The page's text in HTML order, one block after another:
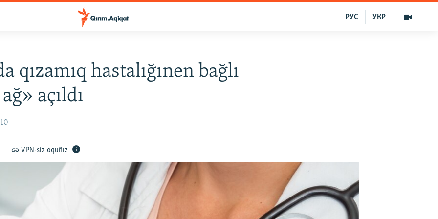
УКР
РУС
qızamıq hastalığınen bağlı
açıldı
VPN-siz oquñız